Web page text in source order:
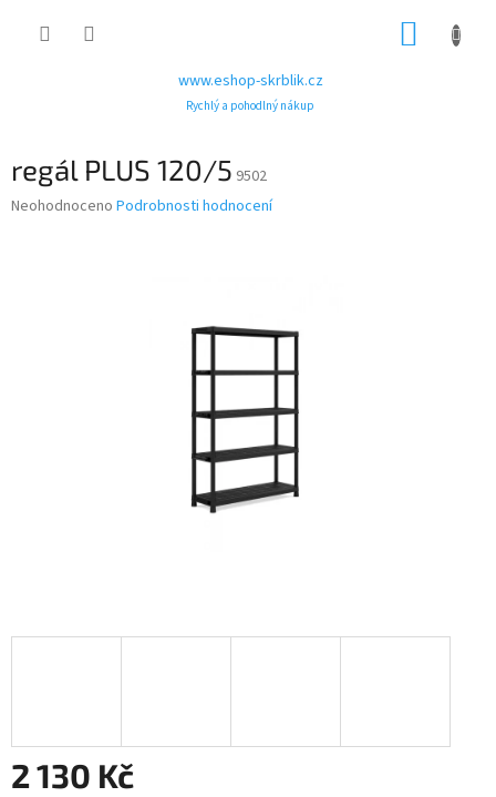
www.eshop-skrblik.cz
Rychlý a pohodlný nákup
regál PLUS 120/5 9502
Průměrné
Neohodnoceno Podrobnosti hodnocení
2 130 Kč